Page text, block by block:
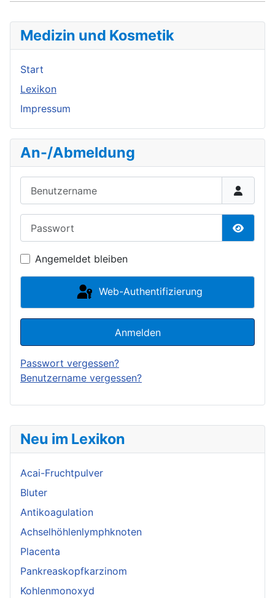
Neu im Lexikon
Acai-Fruchtpulver
Bluter
Antikoagulation
Achselhöhlenlymphknoten
Placenta
Pankreaskopfkarzinom
Kohlenmonoxyd
Medizin und Kosmetik
Start
Lexikon
Impressum
An-/Abmeldung
Angemeldet bleiben
Web-Authentifizierung
Anmelden
Passwort vergessen?
Benutzername vergessen?